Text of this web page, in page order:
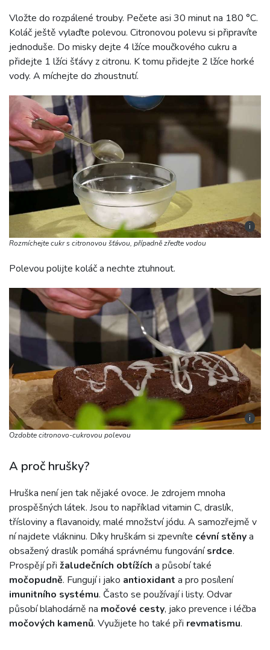
Vložte do rozpálené trouby. Pečete asi 30 minut na 180 °C.
Koláč ještě vylaďte polevou. Citronovou polevu si připravíte
jednoduše. Do misky dejte 4 lžíce moučkového cukru a
přidejte 1 lžíci šťávy z citronu. K tomu přidejte 2 lžíce horké
vody. A míchejte do zhoustnutí.
i
Rozmíchejte cukr s citronovou šťávou, případně zřeďte vodou
Polevou polijte koláč a nechte ztuhnout.
i
Ozdobte citronovo-cukrovou polevou
A proč hrušky?
Hruška není jen tak nějaké ovoce. Je zdrojem mnoha
prospěšných látek. Jsou to například vitamin C, draslík,
třísloviny a flavanoidy, malé množství jódu. A samozřejmě v
ní najdete vlákninu. Díky hruškám si zpevníte cévní stěnya
obsažený draslík pomáhá správnému fungovánísrdce.
Prospějí při žaludečních obtížích a působí také
močopudně. Fungují i jako antioxidant a pro posílení
imunitního systému. Často se používají i listy. Odvar
působí blahodárně na močové cesty, jako prevence i léčba
močových kamenů. Využijete ho také při revmatismu.